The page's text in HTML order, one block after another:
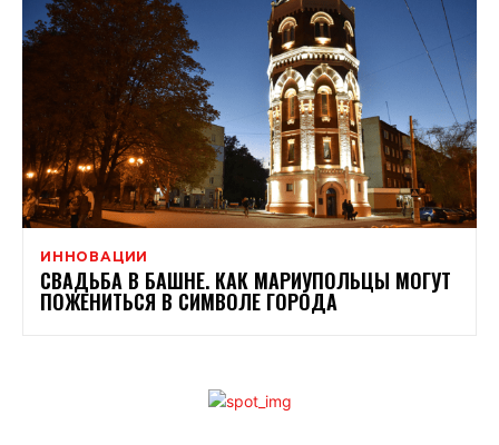
ИННОВАЦИИ
СВАДЬБА В БАШНЕ. КАК МАРИУПОЛЬЦЫ МОГУТ
ПОЖЕНИТЬСЯ В СИМВОЛЕ ГОРОДА